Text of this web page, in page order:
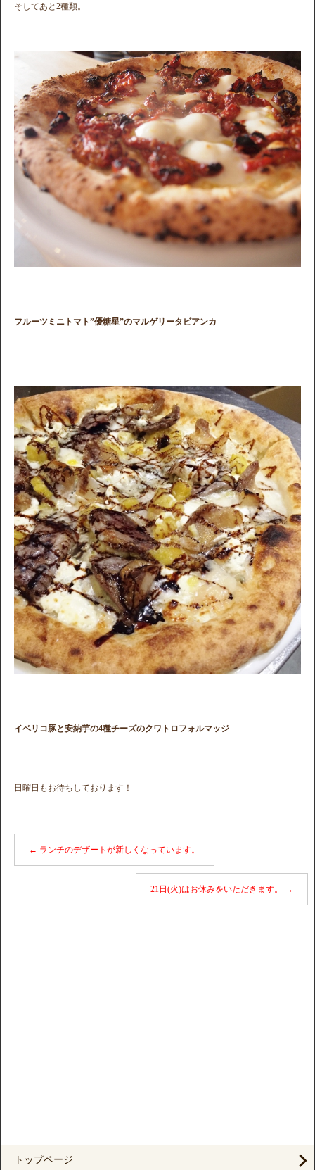
そしてあと2種類。
フルーツミニトマト”優糖星”のマルゲリータビアンカ
イベリコ豚と安納芋の4種チーズのクワトロフォルマッジ
日曜日もお待ちしております！
← ランチのデザートが新しくなっています。
21日(火)はお休みをいただきます。 →
トップページ